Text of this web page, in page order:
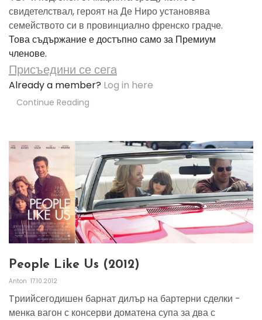
свидетелствал, героят на Де Ниро установява
семейството си в провинциално френско градче.
Това съдържание е достъпно само за Премиум
членове.
Присъедини се сега
Already a member? Log in here
Continue Reading
People Like Us (2012)
Anton 17.10.2012
Tриийсегодишен барнат дилър на бартерни сделки -
менка вагон с консерви доматена супа за два с